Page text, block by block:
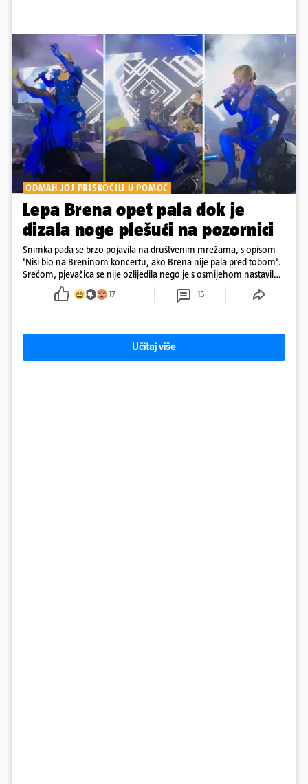
ODMAH JOJ PRISKOČILI U POMOĆ
Lepa Brena opet pala dok je
dizala noge plešući na pozornici
Snimka pada se brzo pojavila na društvenim mrežama, s opisom
'Nisi bio na Breninom koncertu, ako Brena nije pala pred tobom'.
Srećom, pjevačica se nije ozlijedila nego je s osmijehom nastavila
17 15
Učitaj više